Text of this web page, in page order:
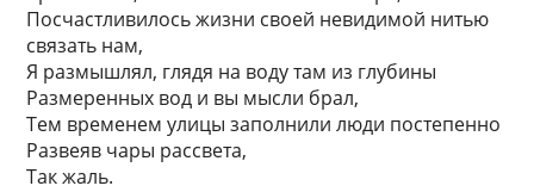
Посчастливилось жизни своей невидимой нитью
связать нам,
Я размышлял, глядя на воду там из глубины
Размеренных вод и вы мысли брал,
Тем временем улицы заполнили люди постепенно
Развеяв чары рассвета,
Так жаль.